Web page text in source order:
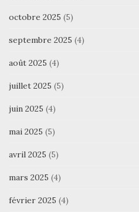
octobre 2025 (5)
septembre 2025 (4)
août 2025 (4)
juillet 2025 (5)
juin 2025 (4)
mai 2025 (5)
avril 2025 (5)
mars 2025 (4)
février 2025 (4)